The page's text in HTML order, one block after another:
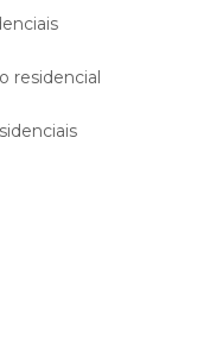
residencial